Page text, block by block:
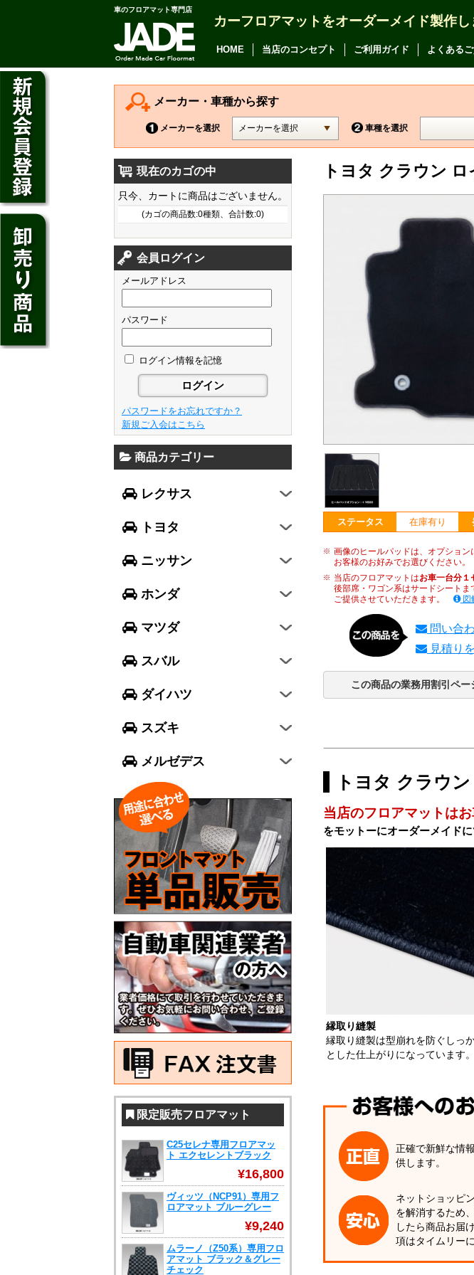
車のフロアマット専門店
カーフロアマットをオーダーメイド製作し
HOME 当店のコンセプト ご利用ガイド よくある
メーカー・車種から探す
メーカーを選択 車種を選択
トヨタ クラウン
ステータス 在庫有り
画像のヒールパッドは、オプション
お客様のお好みでお選びください。
当店のフロアマットはお車一台分１
後部席・ワゴン系はサードシートま
ご提供させていただきます。
図
問い合
見積り
この商品の業務用割引ペー
トヨタ クラウ
当店のフロアマットは
をモットーにオーダーメイド
縁取り縫製
縁取り縫製は型崩れを防ぐしっ
とした仕上がりになっています。
正確で新鮮な情
供します。
ネットショッピ
を解消するため
したら商品お届
項はタイムリー
現在のカゴの中
只今、カートに商品はございません。
(カゴの商品数:0種類、合計数:0)
会員ログイン
メールアドレス
パスワード
ログイン情報を記憶
パスワードをお忘れですか？
新規ご入会はこちら
商品カテゴリー
レクサス
CT200h
HS250h
GS
GS F
NX
RX
LX570
RC
LC
トヨタ
アルファード
ヴェルファイア
カムリ
カローラ アクシオ
プレミオ
プリウス
SAI
クラウン アスリート
クラウン マジェスタ
クラウン ロイヤル
アベンシス
カローラ フィールダー
プリウスα
FJクルーザー
CH-R
ハリアー
86
ニッサン
デイズ
デイズ ルークス
ジューク
ノート
キューブ
セレナ
エルグランド
エクストレイル
ティアナ
スカイライン
GT-R
ホンダ
フィット
シャトル
ジェイド
フリード
N-ONE
N-BOX
N-BOX SLASH
N-BOX+
N-WGN
グレイス
ヴェゼル
マツダ
フレア
フレアワゴン
フレアクロスオーバー
キャロル
デミオ
アクセラ スポーツ
アテンザ ワゴン
CX-3
ビアンテ
スバル
レガシィ B4
レガシィ アウトバック
WRX S4
インプレッサ スポーツ
インプレッサ G4
エクシーガ クロスオーバー7
ダイハツ
ミラ イース
ミラ
ミラ ココア
ムーヴ キャンバス
タント
トール
スズキ
スペーシア
ハスラー
エヴリィワゴン
スイフト
ジムニー シエラ
メルゼデス
Aクラス
GLCクラス
限定販売フロアマット
C25セレナ専用フロアマッ
ト エクセレントブラック
¥16,800
ヴィッツ（NCP91）専用フ
ロアマット ブルーグレー
¥9,240
ムラーノ（Z50系）専用フロ
アマット ブラック＆グレー
チェック